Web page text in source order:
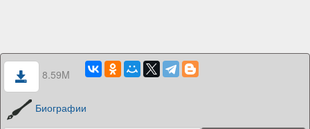
8.59M
Биографии